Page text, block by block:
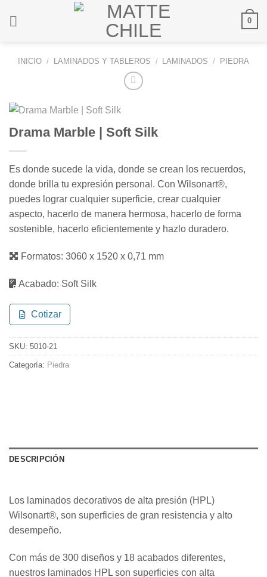
0
INICIO / LAMINADOS Y TABLEROS / LAMINADOS / PIEDRA
Drama Marble | Soft Silk
Es donde sucede la vida, donde se crean los recuerdos,
donde brilla tu expresión personal. Con Wilsonart®,
puedes lograr cualquier superficie, crear cualquier
aspecto, hacerlo de manera hermosa, hacerlo de forma
sostenible, hacerlo eficientemente y hazlo duradero.
Formatos: 3060 x 1520 x 0,71 mm
Acabado: Soft Silk
Cotizar
SKU: 5010-21
Categoría: Piedra
DESCRIPCIÓN
Los laminados decorativos de alta presión (HPL)
Wilsonart®, son superficies de gran resistencia y alto
desempeño.
Con más de 300 diseños y 18 acabados diferentes,
nuestros laminados HPL son superficies con alta